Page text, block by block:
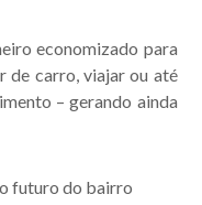
economizado para
de carro, viajar ou até
– gerando ainda
futuro do bairro